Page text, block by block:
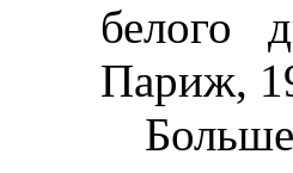
белого
Париж,